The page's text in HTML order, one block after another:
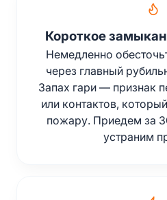
Короткое
Немедленно
через главный
Запах гари — признак
или контактов,
пожару. Приедем за
устраним